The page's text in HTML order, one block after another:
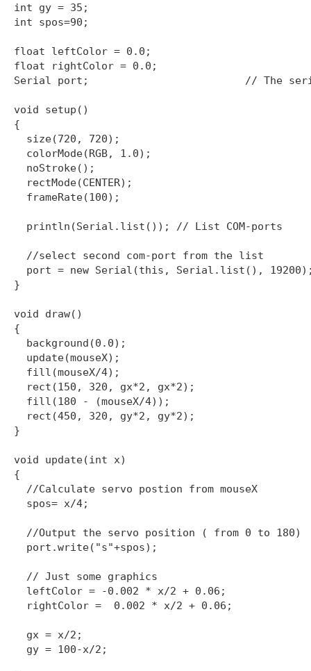
int gy = 35;
int spos=90;
float leftColor = 0.0;
float rightColor = 0.0;
Serial port;                         // The
void setup()
{
  size(720, 720);
  colorMode(RGB, 1.0);
  noStroke();
  rectMode(CENTER);
  frameRate(100);
  println(Serial.list()); // List COM-ports
  //select second com-port from the list
port = new Serial(this, Serial.list(),
}
void draw()
{
  background(0.0);
  update(mouseX);
  fill(mouseX/4);
  rect(150, 320, gx*2, gx*2);
  fill(180 - (mouseX/4));
  rect(450, 320, gy*2, gy*2);
}
void update(int x)
{
  //Calculate servo postion from mouseX
  spos= x/4;
  //Output the servo position ( from 0 to 180)
  port.write("s"+spos);
  // Just some graphics
  leftColor = -0.002 * x/2 + 0.06;
  rightColor =  0.002 * x/2 + 0.06;
  gx = x/2;
  gy = 100-x/2;